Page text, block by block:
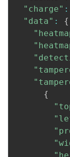
"charge" :
"data" :
{
{